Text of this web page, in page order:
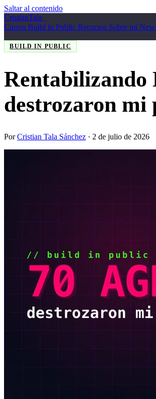
Saltar al contenido
CristianTala
Cursos Build in Public Recursos Sobre mí
BUILD IN PUBLIC
Rentabilizando
destrozaron mi
PorCristian Tala Sánchez · 2 de julio de 2026